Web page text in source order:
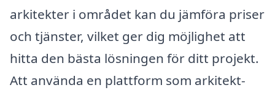
arkitekter i området kan du jämföra priser
och tjänster, vilket ger dig möjlighet att
hitta den bästa lösningen för ditt projekt.
Att använda en plattform som arkitekt-